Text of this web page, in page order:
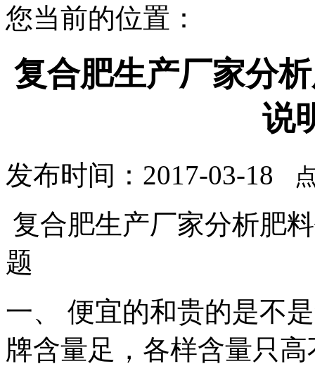
您当前的位置：
复合肥生产厂家分
说
发布时间：2017-03-18
复合肥生产厂家分析肥
题
一、 便宜的和贵的是不
牌含量足，各样含量只